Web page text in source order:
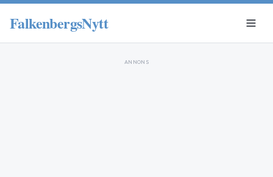
FalkenbergsNytt
ANNONS